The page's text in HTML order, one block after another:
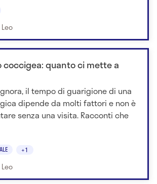
coccigea: quanto ci mette a
il tempo di guarigione di una
dipende da molti fattori e non è
senza una visita. Racconti che
+1